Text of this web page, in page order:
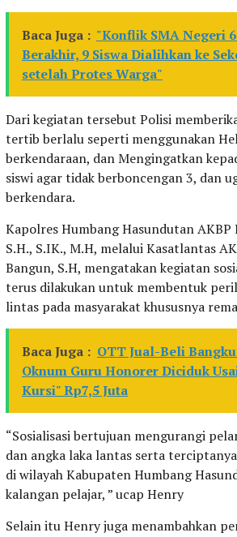
Baca Juga : "Konflik SMA Negeri
Berakhir, 9 Siswa Dialihkan ke
setelah Protes Warga"
Dari kegiatan tersebut Polisi
tertib berlalu seperti menggunakan
berkendaraan, dan Mengingatkan
siswi agar tidak berboncengan 3, dan
berkendara.
Kapolres Humbang Hasundutan AKBP
S.H., S.IK., M.H, melalui Kasatlantas
Bangun, S.H, mengatakan kegiatan
terus dilakukan untuk membentuk
lintas pada masyarakat khususnya
Baca Juga : OTT Jual-Beli
Oknum Guru Honorer Diciduk
Kursi" Rp7,5 Juta
“Sosialisasi bertujuan mengurangi
dan angka laka lantas serta
di wilayah Kabupaten Humbang
kalangan pelajar, ” ucap Henry
Selain itu Henry juga menambahkan